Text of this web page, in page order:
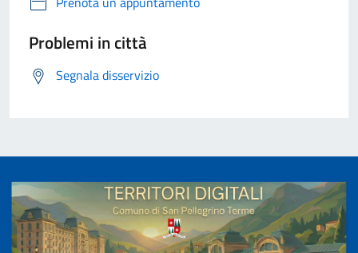
Problemi in città
Segnala disservizio